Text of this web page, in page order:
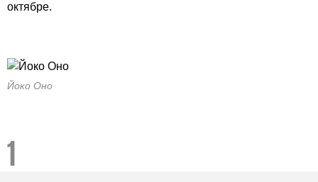
октябре.
Йоко Оно